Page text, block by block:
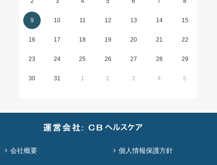
9 10 11 12 13 14 15
16 17 18 19 20 21 22
23 24 25 26 27 28 29
30 31 1 2 3 4 5
会社概要 個人情報保護方針